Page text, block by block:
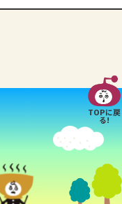
TOPに戻
る!